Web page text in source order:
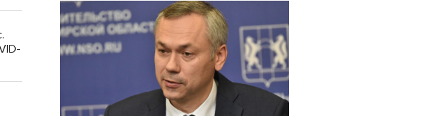
Конституции страны и Уставу области.